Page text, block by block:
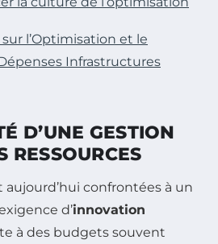
l’Optimisation et le
Infrastructures
D’UNE GESTION
RESSOURCES
aujourd’hui confrontées à un
d’innovation
à des budgets souvent